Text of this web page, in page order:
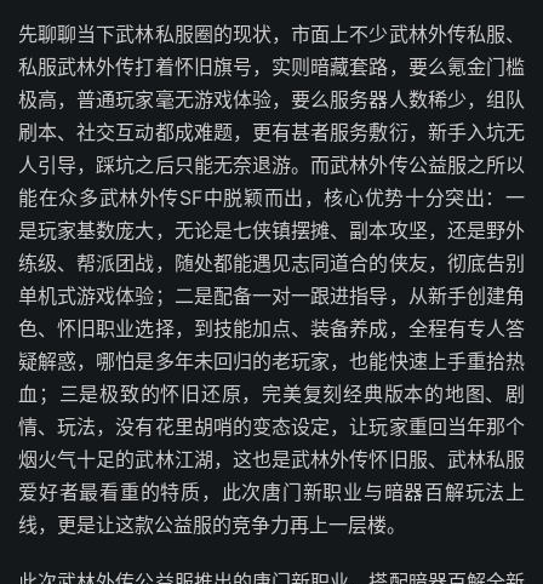
先聊聊当下武林私服圈的现状，市面上不少武林外传私服、
私服武林外传打着怀旧旗号，实则暗藏套路，要么氪金门槛
极高，普通玩家毫无游戏体验，要么服务器人数稀少，组队
刷本、社交互动都成难题，更有甚者服务敷衍，新手入坑无
人引导，踩坑之后只能无奈退游。而武林外传公益服之所以
能在众多武林外传SF中脱颖而出，核心优势十分突出：一
是玩家基数庞大，无论是七侠镇摆摊、副本攻坚，还是野外
练级、帮派团战，随处都能遇见志同道合的侠友，彻底告别
单机式游戏体验；二是配备一对一跟进指导，从新手创建角
色、怀旧职业选择，到技能加点、装备养成，全程有专人答
疑解惑，哪怕是多年未回归的老玩家，也能快速上手重拾热
血；三是极致的怀旧还原，完美复刻经典版本的地图、剧
情、玩法，没有花里胡哨的变态设定，让玩家重回当年那个
烟火气十足的武林江湖，这也是武林外传怀旧服、武林私服
爱好者最看重的特质，此次唐门新职业与暗器百解玩法上
线，更是让这款公益服的竞争力再上一层楼。